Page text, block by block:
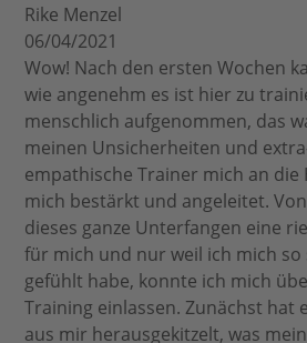
Rike Menzel
06/04/2021
Wow! Nach den ersten Wochen
wie angenehm es ist hier zu
menschlich aufgenommen, das
meinen Unsicherheiten und
empathische Trainer mich an die
mich bestärkt und angeleitet.
dieses ganze Unterfangen eine
für mich und nur weil ich mich
gefühlt habe, konnte ich mich
Training einlassen. Zunächst hat
aus mir herausgekitzelt, was